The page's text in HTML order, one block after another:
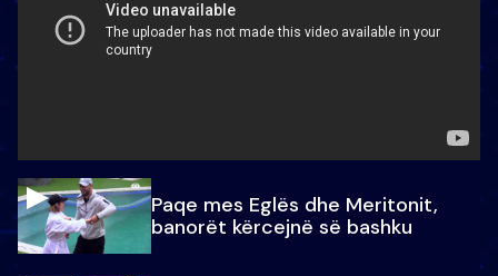
Paqe mes Eglës dhe Meritonit,
banorët kërcejnë së bashku